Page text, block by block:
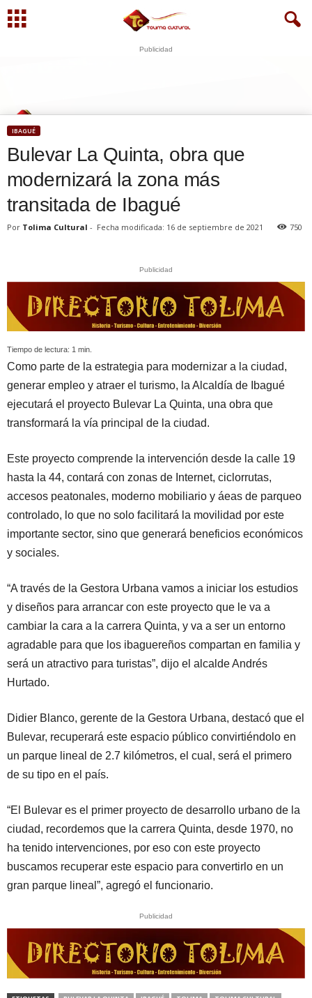
Publicidad
WhatsApp
+573249605958
IBAGUÉ
Bulevar La Quinta, obra que
modernizará la zona más
transitada de Ibagué
Por Tolima Cultural - Fecha modificada: 16 de septiembre de 2021 750
Publicidad
Tiempo de lectura: 1 min.
Como parte de la estrategia para modernizar a la ciudad,
generar empleo y atraer el turismo, la Alcaldía de Ibagué
ejecutará el proyecto Bulevar La Quinta, una obra que
transformará la vía principal de la ciudad.
Este proyecto comprende la intervención desde la calle 19
hasta la 44, contará con zonas de Internet, ciclorrutas,
accesos peatonales, moderno mobiliario y áeas de parqueo
controlado, lo que no solo facilitará la movilidad por este
importante sector, sino que generará beneficios económicos
y sociales.
“A través de la Gestora Urbana vamos a iniciar los estudios
y diseños para arrancar con este proyecto que le va a
cambiar la cara a la carrera Quinta, y va a ser un entorno
agradable para que los ibaguereños compartan en familia y
será un atractivo para turistas”, dijo el alcalde Andrés
Hurtado.
Didier Blanco, gerente de la Gestora Urbana, destacó que el
Bulevar, recuperará este espacio público convirtiéndolo en
un parque lineal de 2.7 kilómetros, el cual, será el primero
de su tipo en el país.
“El Bulevar es el primer proyecto de desarrollo urbano de la
ciudad, recordemos que la carrera Quinta, desde 1970, no
ha tenido intervenciones, por eso con este proyecto
buscamos recuperar este espacio para convertirlo en un
gran parque lineal”, agregó el funcionario.
Publicidad